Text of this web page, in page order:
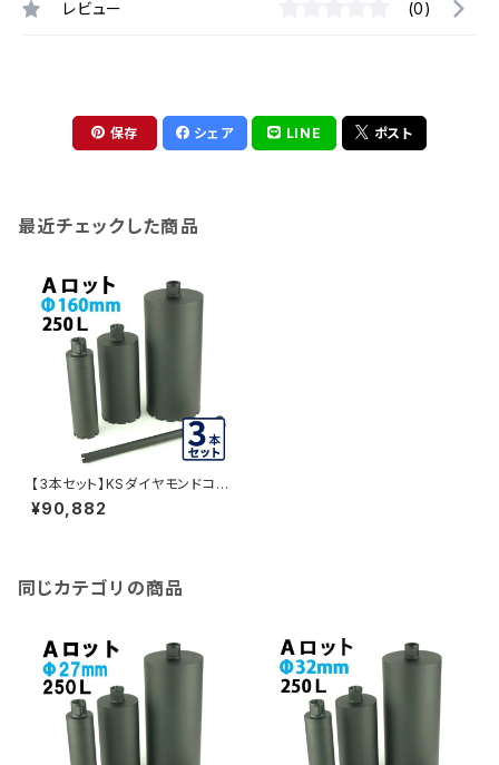
レビュー (0)
保存 シェア LINE ポスト
最近チェックした商品
【3本セット】KSダイヤモンドコア
ビット Aロット 1本物 ビット外径
160mm 有効長250L (dudc2
¥90,882
同じカテゴリの商品